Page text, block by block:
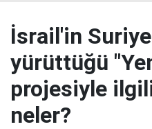
İsrail'in
yürüttüğü
projesiyle
neler?